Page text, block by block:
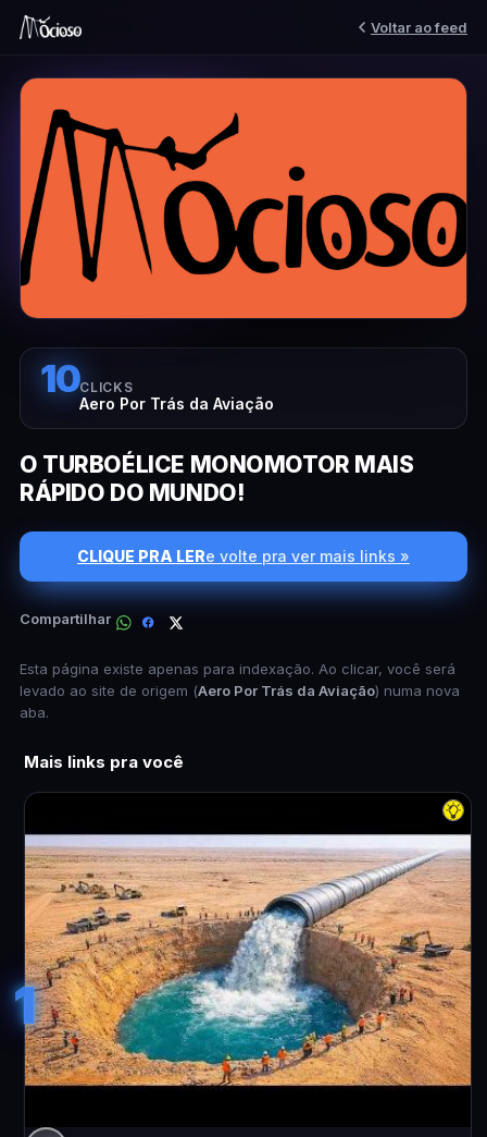
Voltar ao feed
10CLICKS
Aero Por Trás da Aviação
O TURBOÉLICE MONOMOTOR MAIS
RÁPIDO DO MUNDO!
CLIQUE PRA LERe volte pra ver mais links »
Compartilhar
Esta página existe apenas para indexação. Ao clicar, você será
levado ao site de origem (Aero Por Trás da Aviação) numa nova
aba.
Mais links pra você
1